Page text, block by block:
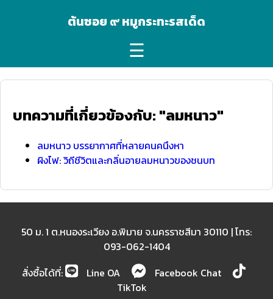
ต้นซอย ๙ หมูกระทะรสเด็ด
☰
บทความที่เกี่ยวข้องกับ: "ลมหนาว"
ลมหนาว บรรยากาศที่หลายคนคนึงหา
ผิงไฟ: วิถีชีวิตและกลิ่นอายลมหนาวของชนบท
50 ม. 1 ต.หนองระเวียง อ.พิมาย จ.นครราชสีมา 30110 | โทร:
093-062-1404
สั่งซื้อได้ที่:
Line OA
Facebook Chat
TikTok